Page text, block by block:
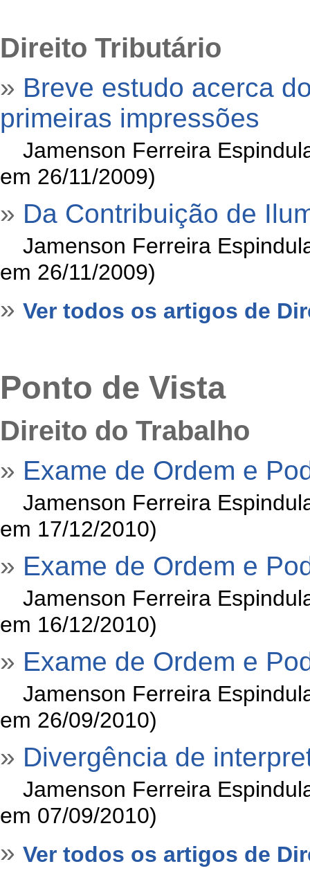
Direito Tributário
» Breve estudo acerca
primeiras impressões
Jamenson Ferreira
em 26/11/2009)
» Da Contribuição de
Jamenson Ferreira
em 26/11/2009)
» Ver todos os artigos de
Ponto de Vista
Direito do Trabalho
» Exame de Ordem e
Jamenson Ferreira
em 17/12/2010)
» Exame de Ordem e
Jamenson Ferreira
em 16/12/2010)
» Exame de Ordem e
Jamenson Ferreira
em 26/09/2010)
» Divergência de
Jamenson Ferreira
em 07/09/2010)
» Ver todos os artigos de